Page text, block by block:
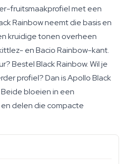
fruitsmaakprofiel met een
Rainbow neemt die basis en
kruidige tonen overheen
en Bacio Rainbow-kant.
Bestel Black Rainbow. Wil je
profiel? Dan is Apollo Black
bloeien in een
delen die compacte